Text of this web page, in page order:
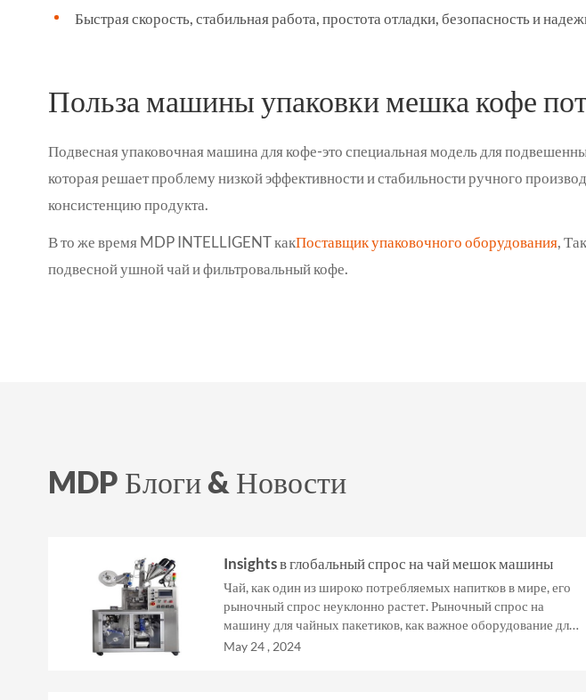
Быстрая скорость, стабильная работа, простота отладки, безопасность и
Польза машины упаковки мешка кофе
Подвесная упаковочная машина для кофе-это специальная модель для
которая решает проблему низкой эффективности и стабильности ручного
консистенцию продукта.
В то же время MDP INTELLIGENT какПоставщик упаковочного оборудования,
подвесной ушной чай и фильтровальный кофе.
MDP Блоги & Новости
Insights в глобальный спрос на чай мешок машины
Чай, как один из широко потребляемых напитков в мире, его
рыночный спрос неуклонно растет. Рыночный спрос на
машину для чайных пакетиков, как важное оборудование для
упаковки чая, также растет...
May 24 , 2024